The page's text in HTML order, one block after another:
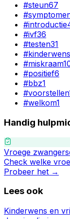
#steun67
#
#introductie
#ivf36
#testen31
#kinderwens
#miskraam
#positief6
#bbz1
#voorstellen
#welkom1
Handig
Vroege
Check welke
Probeer het →
Lees ook
Kinderwens en